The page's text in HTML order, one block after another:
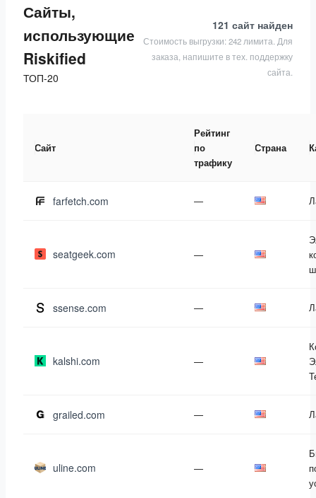
Сайты,
использующие
Riskified
ТОП-20
121 сайт найден
Стоимость выгрузки: 242 лимита. Для
заказа, напишите в тех. поддержку
сайта.
Сайт
Рейтинг
по
трафику
Страна
farfetch.com —
seatgeek.com —
ssense.com —
kalshi.com —
grailed.com —
uline.com —